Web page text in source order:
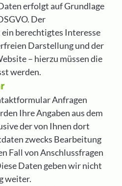
erfolgt auf Grundlage
Der
berechtigtes Interesse
Darstellung und der
– hierzu müssen die
werden.
Anfragen
Ihre Angaben aus dem
der von Ihnen dort
zwecks Bearbeitung
Fall von Anschlussfragen
Daten geben wir nicht
weiter.